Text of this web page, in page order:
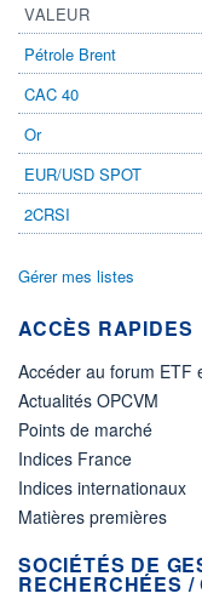
VALEUR
Pétrole Brent
CAC 40
Or
EUR/USD SPOT
2CRSI
Gérer mes listes
ACCÈS RAPIDES
Accéder au forum ETF
Actualités OPCVM
Points de marché
Indices France
Indices internationaux
Matières premières
SOCIÉTÉS DE
RECHERCHÉES /